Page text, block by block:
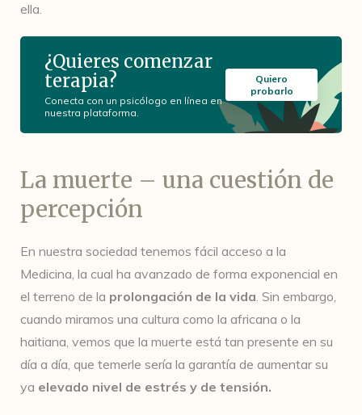
ella.
¿Quieres comenzar
terapia?
Conecta con un psicólogo en línea en
nuestra plataforma.
Quiero
probarlo
La muerte – una cuestión de
percepción
En nuestra sociedad tenemos fácil acceso a la
Medicina, la cual ha avanzado de forma exponencial en
el terreno de la prolongación de la vida. Sin embargo,
cuando miramos una cultura como la africana o la
haitiana, vemos que la muerte está tan presente en su
día a día, que temerle sería la garantía de aumentar su
ya elevado nivel de estrés y de tensión.